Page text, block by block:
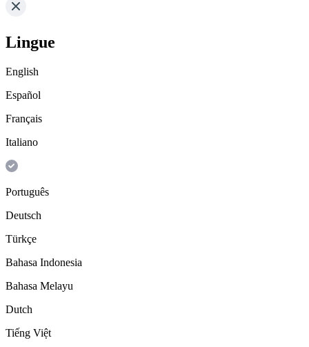
Lingue
English
Español
Français
Italiano
Português
Deutsch
Türkçe
Bahasa Indonesia
Bahasa Melayu
Dutch
Tiếng Việt